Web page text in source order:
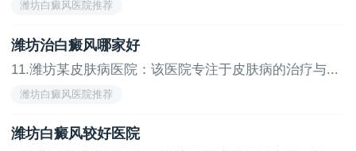
都拥有专业的医疗团队、先进的设备和技术以及丰富的
者在选择医院时，充分考虑医院的专业水平、治疗经验
以及患者口碑等因素，以确保获得最佳的治疗效果
潍坊白癜风医院推荐
潍坊治白癜风哪家好
11.潍坊某皮肤病医院：该医院专注于皮肤病的治疗与...
潍坊白癜风医院推荐
潍坊白癜风较好医院